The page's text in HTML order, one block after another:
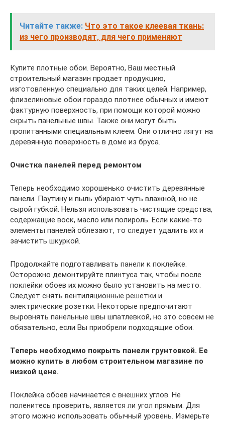
Читайте также: Что это такое клеевая ткань:
из чего производят, для чего применяют
Купите плотные обои. Вероятно, Ваш местный
строительный магазин продает продукцию,
изготовленную специально для таких целей. Например,
флизелиновые обои гораздо плотнее обычных и имеют
фактурную поверхность, при помощи которой можно
скрыть панельные швы. Также они могут быть
пропитанными специальным клеем. Они отлично лягут на
деревянную поверхность в доме из бруса.
Очистка панелей перед ремонтом
Теперь необходимо хорошенько очистить деревянные
панели. Паутину и пыль убирают чуть влажной, но не
сырой губкой. Нельзя использовать чистящие средства,
содержащие воск, масло или полироль. Если какие-то
элементы панелей облезают, то следует удалить их и
зачистить шкуркой.
Продолжайте подготавливать панели к поклейке.
Осторожно демонтируйте плинтуса так, чтобы после
поклейки обоев их можно было установить на место.
Следует снять вентиляционные решетки и
электрические розетки. Некоторые предпочитают
выровнять панельные швы шпатлевкой, но это совсем не
обязательно, если Вы приобрели подходящие обои.
Теперь необходимо покрыть панели грунтовкой. Ее
можно купить в любом строительном магазине по
низкой цене.
Поклейка обоев начинается с внешних углов. Не
поленитесь проверить, является ли угол прямым. Для
этого можно использовать обычный уровень. Измерьте